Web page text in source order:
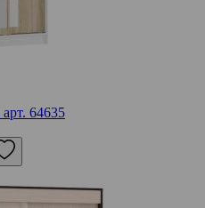
арт. 64635